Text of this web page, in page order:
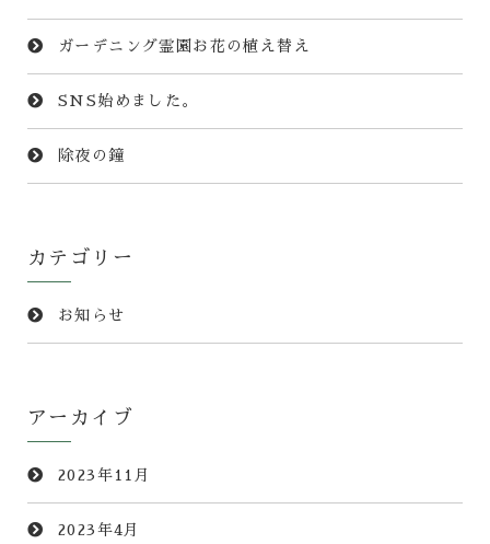
ガーデニング霊園お花の植え替え
SNS始めました。
除夜の鐘
カテゴリー
お知らせ
アーカイブ
2023年11月
2023年4月